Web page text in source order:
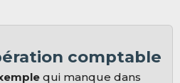
comptable
qui manque dans